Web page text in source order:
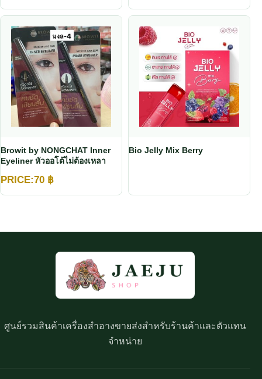
Browit by NONGCHAT Inner
Eyeliner หัวออโต้ไม่ต้องเหลา
PRICE:70 ฿
Bio Jelly Mix Berry
ศูนย์รวมสินค้าเครื่องสำอางขายส่งสำหรับร้านค้าและตัวแทน
จำหน่าย